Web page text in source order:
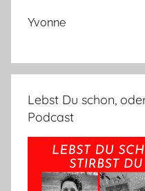
Yvonne
Lebst Du schon,
Podcast